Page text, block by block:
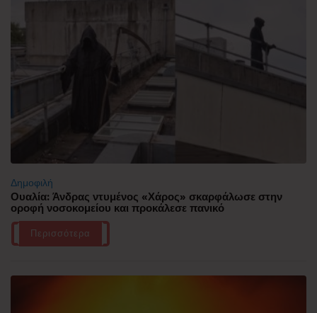
Δημοφιλή
Ουαλία: Άνδρας ντυμένος «Χάρος» σκαρφάλωσε στην
οροφή νοσοκομείου και προκάλεσε πανικό
Περισσότερα